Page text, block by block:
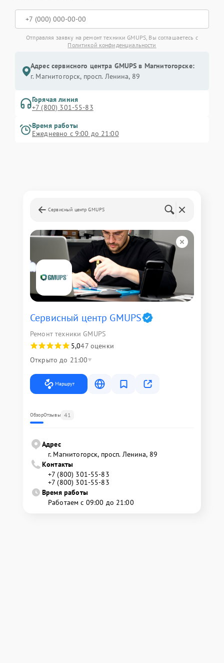
Отправляя заявку на ремонт техники GMUPS, Вы соглашаетесь с
Политикой конфиденциальности
Адрес сервисного центра GMUPS в Магнитогорске:
г. Магнитогорск, просп. Ленина, 89
Горячая линия
+7 (800) 301-55-83
Время работы
Ежедневно с 9:00 до 21:00
Сервисный центр GMUPS
Сервисный центр GMUPS
Ремонт техники GMUPS
5,047 оценки
Открыто до 21:00
Маршрут
ОбзорОтзывы 41
Адрес
г. Магнитогорск, просп. Ленина, 89
Контакты
+7 (800) 301-55-83
+7 (800) 301-55-83
Время работы
Работаем с 09:00 до 21:00